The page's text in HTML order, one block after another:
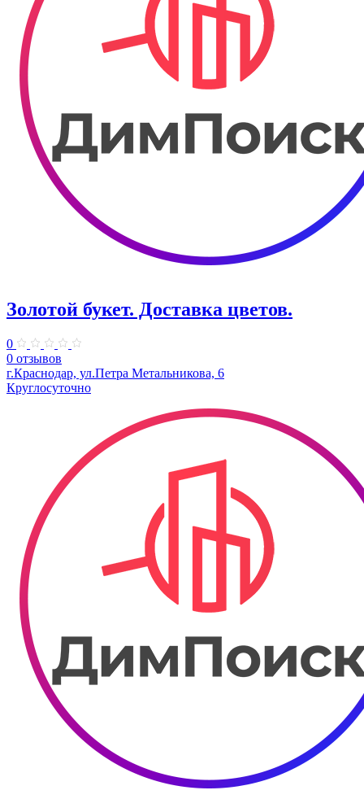
Золотой букет. Доставка цветов.
0
0 отзывов
г.Краснодар, ул.Петра Метальникова, 6
Круглосуточно